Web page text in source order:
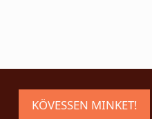
KÖVESSEN MINKET!